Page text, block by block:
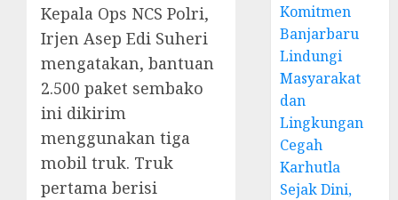
Kepala Ops NCS Polri,
Irjen Asep Edi Suheri
mengatakan, bantuan
2.500 paket sembako
ini dikirim
menggunakan tiga
mobil truk. Truk
pertama berisi
Komitmen
Banjarbaru
Lindungi
Masyarakat
dan
Lingkungan
Cegah
Karhutla
Sejak Dini,